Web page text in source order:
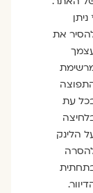
את
עת
הלינק